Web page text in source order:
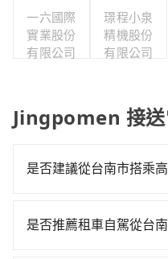
一六國際
實業股份
有限公司
璟程小泉
精機股份
有限公司
Jingpomen 接
是否建議從台南市搭乘
適、省時、較貴，且難
是否推薦租車自駕從台